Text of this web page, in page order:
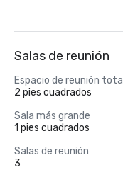
Salas de reunión
Espacio de reunión total
2 pies cuadrados
Sala más grande
1 pies cuadrados
Salas de reunión
3